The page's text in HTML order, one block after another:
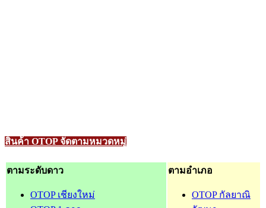
สินค้า OTOP จัดตามหมวดหมู่
ตามระดับดาว
OTOP เชียงใหม่
ตามอำเภอ
OTOP กัลยาณิ